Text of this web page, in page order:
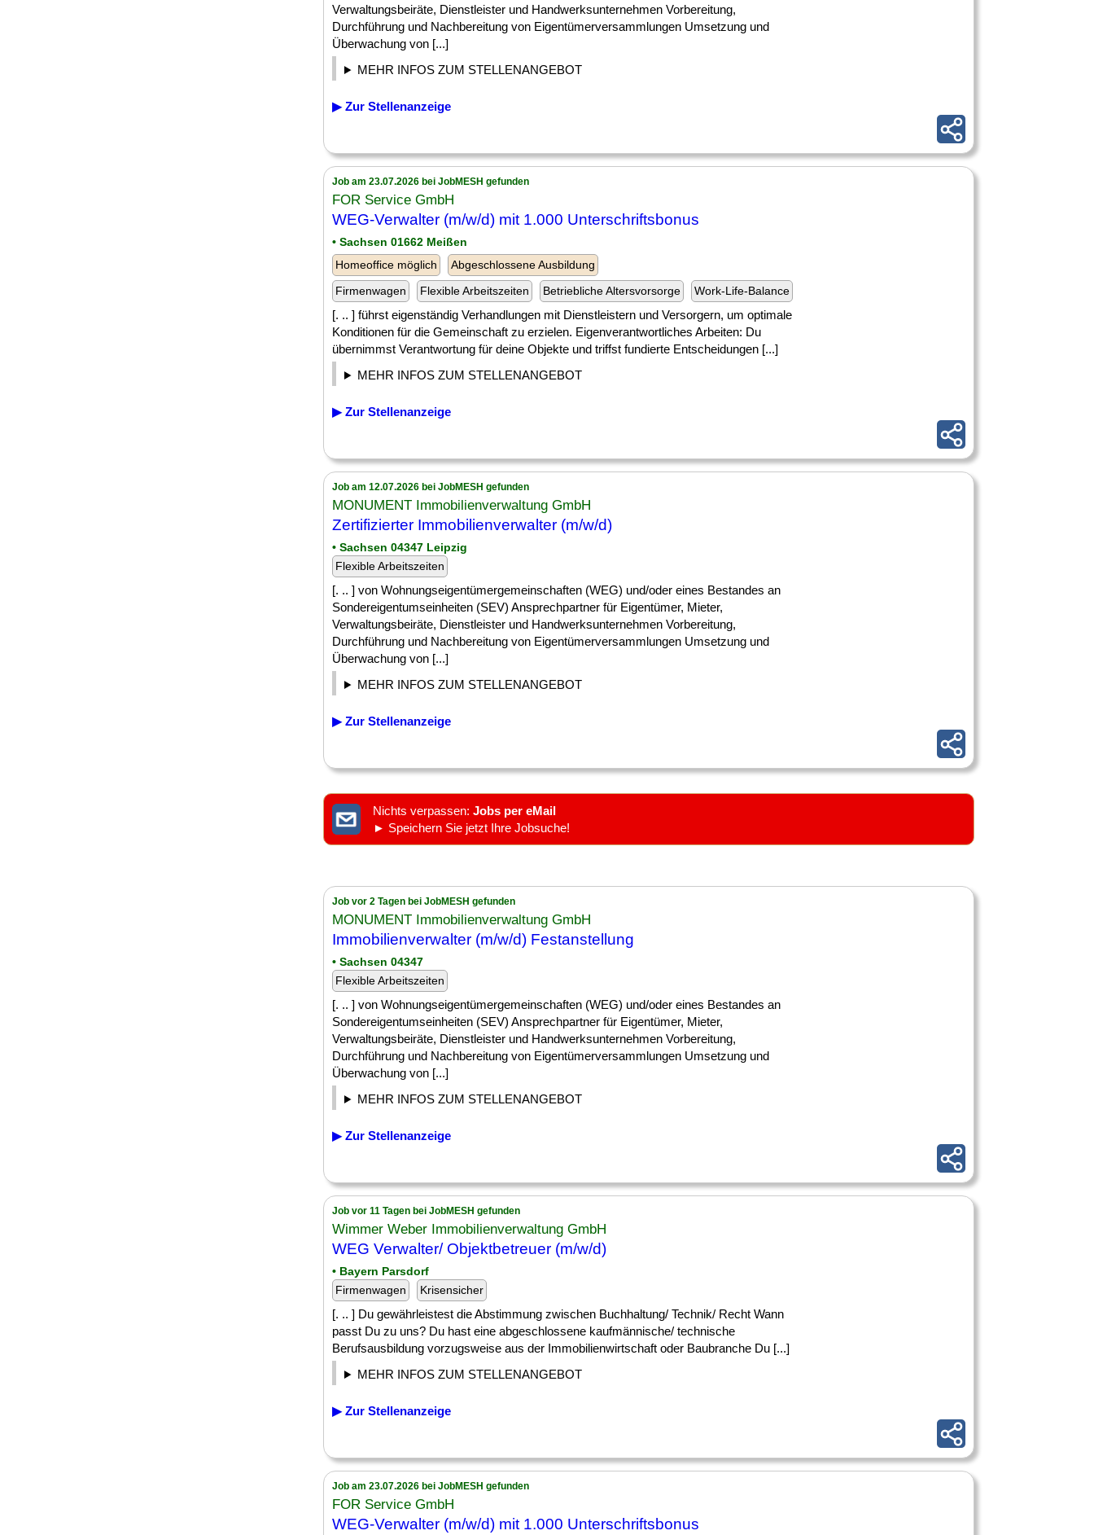
Verwaltungsbeiräte, Dienstleister und Handwerksunternehmen Vorbereitung,
Durchführung und Nachbereitung von Eigentümerversammlungen Umsetzung und
Überwachung von [...]
MEHR INFOS ZUM STELLENANGEBOT
▶ Zur Stellenanzeige
Job am 23.07.2026 bei JobMESH gefunden
FOR Service GmbH
WEG-Verwalter (m/w/d) mit 1.000 Unterschriftsbonus
• Sachsen 01662 Meißen
Homeoffice möglich
Abgeschlossene Ausbildung
Firmenwagen
Flexible Arbeitszeiten Betriebliche Altersvorsorge Work-Life-Balance
[. .. ] führst eigenständig Verhandlungen mit Dienstleistern und Versorgern, um optimale
Konditionen für die Gemeinschaft zu erzielen. Eigenverantwortliches Arbeiten: Du
übernimmst Verantwortung für deine Objekte und triffst fundierte Entscheidungen [...]
MEHR INFOS ZUM STELLENANGEBOT
▶ Zur Stellenanzeige
Job am 12.07.2026 bei JobMESH gefunden
MONUMENT Immobilienverwaltung GmbH
Zertifizierter Immobilienverwalter (m/w/d)
• Sachsen 04347 Leipzig
Flexible Arbeitszeiten
[. .. ] von Wohnungseigentümergemeinschaften (WEG) und/oder eines Bestandes an
Sondereigentumseinheiten (SEV) Ansprechpartner für Eigentümer, Mieter,
Verwaltungsbeiräte, Dienstleister und Handwerksunternehmen Vorbereitung,
Durchführung und Nachbereitung von Eigentümerversammlungen Umsetzung und
Überwachung von [...]
MEHR INFOS ZUM STELLENANGEBOT
▶ Zur Stellenanzeige
Nichts verpassen: Jobs per eMail
► Speichern Sie jetzt Ihre Jobsuche!
Job vor 2 Tagen bei JobMESH gefunden
MONUMENT Immobilienverwaltung GmbH
Immobilienverwalter (m/w/d) Festanstellung
• Sachsen 04347
Flexible Arbeitszeiten
[. .. ] von Wohnungseigentümergemeinschaften (WEG) und/oder eines Bestandes an
Sondereigentumseinheiten (SEV) Ansprechpartner für Eigentümer, Mieter,
Verwaltungsbeiräte, Dienstleister und Handwerksunternehmen Vorbereitung,
Durchführung und Nachbereitung von Eigentümerversammlungen Umsetzung und
Überwachung von [...]
MEHR INFOS ZUM STELLENANGEBOT
▶ Zur Stellenanzeige
Job vor 11 Tagen bei JobMESH gefunden
Wimmer Weber Immobilienverwaltung GmbH
WEG Verwalter/ Objektbetreuer (m/w/d)
• Bayern Parsdorf
Firmenwagen
Krisensicher
[. .. ] Du gewährleistest die Abstimmung zwischen Buchhaltung/ Technik/ Recht Wann
passt Du zu uns? Du hast eine abgeschlossene kaufmännische/ technische
Berufsausbildung vorzugsweise aus der Immobilienwirtschaft oder Baubranche Du [...]
MEHR INFOS ZUM STELLENANGEBOT
▶ Zur Stellenanzeige
Job am 23.07.2026 bei JobMESH gefunden
FOR Service GmbH
WEG-Verwalter (m/w/d) mit 1.000 Unterschriftsbonus